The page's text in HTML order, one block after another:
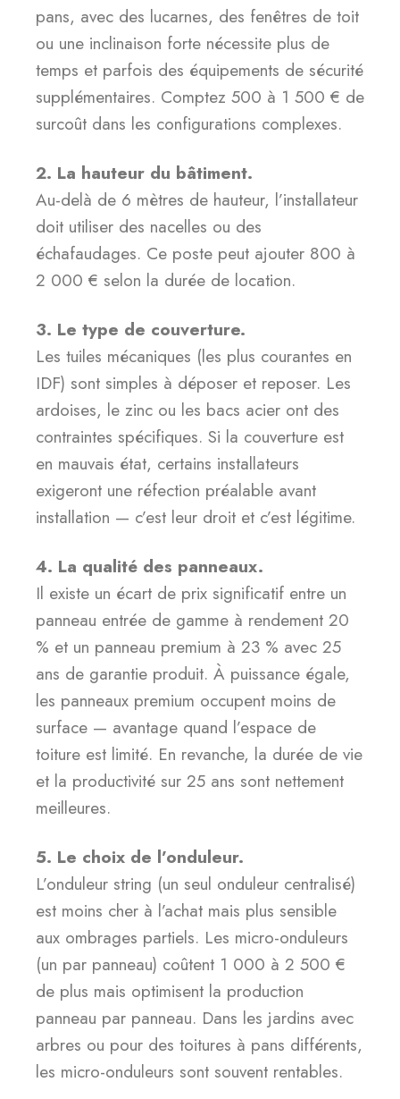
pans, avec des lucarnes, des fenêtres de toit
ou une inclinaison forte nécessite plus de
temps et parfois des équipements de sécurité
supplémentaires. Comptez 500 à 1 500 € de
surcoût dans les configurations complexes.
2. La hauteur du bâtiment.
Au-delà de 6 mètres de hauteur, l’installateur
doit utiliser des nacelles ou des
échafaudages. Ce poste peut ajouter 800 à
2 000 € selon la durée de location.
3. Le type de couverture.
Les tuiles mécaniques (les plus courantes en
IDF) sont simples à déposer et reposer. Les
ardoises, le zinc ou les bacs acier ont des
contraintes spécifiques. Si la couverture est
en mauvais état, certains installateurs
exigeront une réfection préalable avant
installation — c’est leur droit et c’est légitime.
4. La qualité des panneaux.
Il existe un écart de prix significatif entre un
panneau entrée de gamme à rendement 20
% et un panneau premium à 23 % avec 25
ans de garantie produit. À puissance égale,
les panneaux premium occupent moins de
surface — avantage quand l’espace de
toiture est limité. En revanche, la durée de vie
et la productivité sur 25 ans sont nettement
meilleures.
5. Le choix de l’onduleur.
L’onduleur string (un seul onduleur centralisé)
est moins cher à l’achat mais plus sensible
aux ombrages partiels. Les micro-onduleurs
(un par panneau) coûtent 1 000 à 2 500 €
de plus mais optimisent la production
panneau par panneau. Dans les jardins avec
arbres ou pour des toitures à pans différents,
les micro-onduleurs sont souvent rentables.